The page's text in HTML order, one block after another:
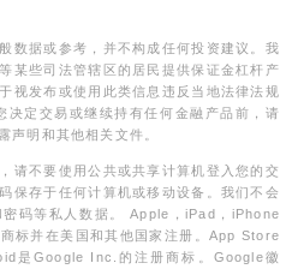
数据或参考，并不构成任何投资建议。我
某些司法管辖区的居民提供保证金杠杆产
视发布或使用此类信息违反当地法律法规
定交易或继续持有任何金融产品前，请
声明和其他相关文件。
请不要使用公共或共享计算机登入您的交
保存于任何计算机或移动设备。我们不会
码等私人数据。 Apple，iPad，iPhone
标并在美国和其他国家注册。App Store
是Google Inc.的注册商标。Google徽